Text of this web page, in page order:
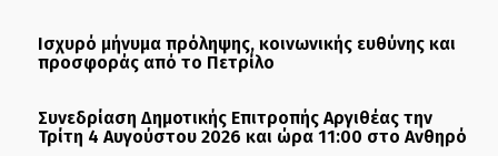
Ισχυρό μήνυμα πρόληψης, κοινωνικής ευθύνης και
προσφοράς από το Πετρίλο
Συνεδρίαση Δημοτικής Επιτροπής Αργιθέας την
Τρίτη 4 Αυγούστου 2026 και ώρα 11:00 στο Ανθηρό